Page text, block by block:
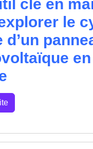
clé en
le
d’un
en